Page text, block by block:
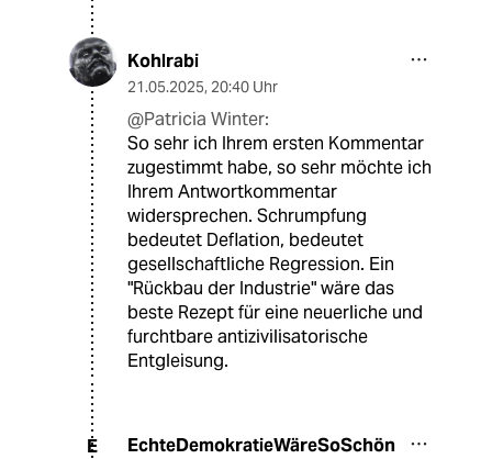
Kohlrabi
21.05.2025, 20:40 Uhr
@Patricia Winter:
So sehr ich Ihrem ersten Kommentar
zugestimmt habe, so sehr möchte ich
Ihrem Antwortkommentar
widersprechen. Schrumpfung
bedeutet Deflation, bedeutet
gesellschaftliche Regression. Ein
"Rückbau der Industrie" wäre das
beste Rezept für eine neuerliche und
furchtbare antizivilisatorische
Entgleisung.
E EchteDemokratieWäreSoSchön